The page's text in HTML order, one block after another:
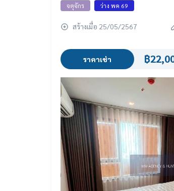
จตุจักร ว่าง พค 69
สร้างเมื่อ 25/05/2567
ราคาเช่า ฿